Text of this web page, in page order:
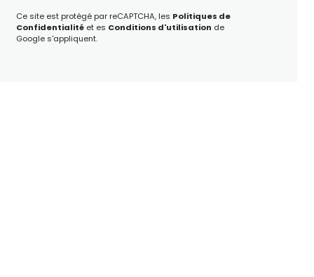
Ce site est protégé par reCAPTCHA, les Politiques de
Confidentialitéet es Conditions d'utilisation de
Google s'appliquent.